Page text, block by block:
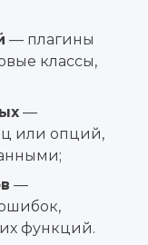
— плагины
классы,
—
или опций,
—
функций.